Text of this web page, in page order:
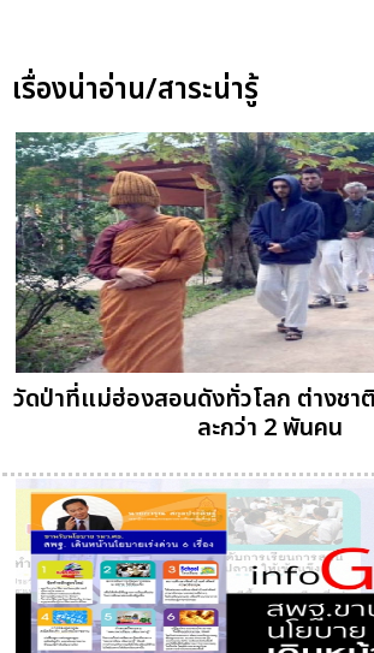
เรื่องน่าอ่าน/สาระน่ารู้
วัดป่าที่แม่ฮ่องสอนดังทั่วโลก ต่างชา
ละกว่า 2 พันคน